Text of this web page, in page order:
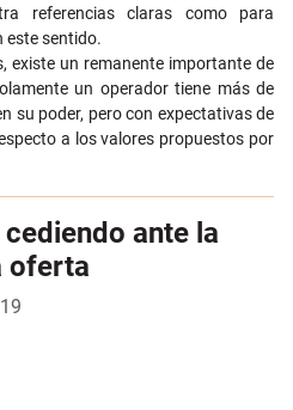
referencias claras como para
este sentido.
existe un remanente importante de
un operador tiene más de
su poder, pero con expectativas de
a los valores propuestos por
ante la
oferta